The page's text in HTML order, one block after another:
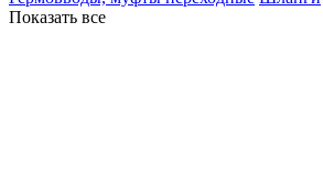
Показать все